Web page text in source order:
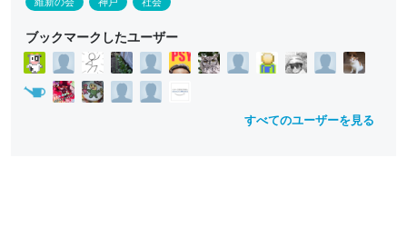
維新の会 神戸 社会
ブックマークしたユーザー
すべてのユーザーを見る